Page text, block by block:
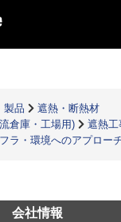
製品
遮熱・断熱材
倉庫・工場用)
遮熱工
ラ・環境へのアプロー
会社情報